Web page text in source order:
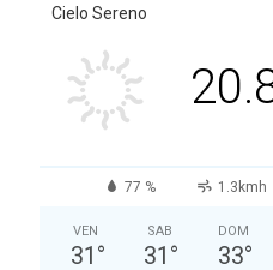
Cielo Sereno
77 % 1.3kmh
VEN
31 °
SAB
31 °
DOM
33°